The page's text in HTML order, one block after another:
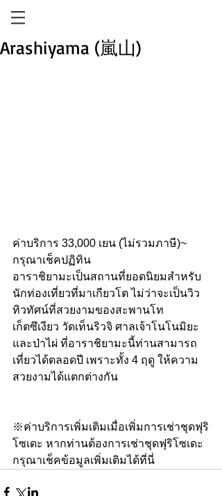
Arashiyama (嵐山)
ค่าบริการ 33,000 เยน (ไม่รวมภาษี)~
กรุณาเช็คปฏิทิน
อาราชิยามะเป็นสถานที่ยอดนิยมสำหรับ
นักท่องเที่ยวที่มาเกียวโต ไม่ว่าจะเป็นวิว
ทิวทัศน์ที่สวยงามของสะพานโท
เก็ตซึเงียว วัดเท็นริวจิ ศาลเจ้าโนโนมิยะ
และป่าไผ่ ที่อาราชิยามะนี้ท่านสามารถ
เที่ยวได้ตลอดปี เพราะทั้ง 4 ฤดู ให้ความ
สวยงามได้แตกต่างกัน
※ค่าบริการเพิ่มเติมเมื่อเพิ่มการเช่าชุดฟุริ
โซเดะ หากท่านต้องการเช่าชุดฟุริโซเดะ
กรุณาเช็คข้อมูลเพิ่มเติมได้ที่นี่